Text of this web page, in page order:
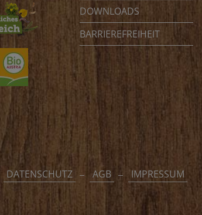
DOWNLOADS
BARRIEREFREIHEIT
DATENSCHUTZ AGB IMPRESSUM